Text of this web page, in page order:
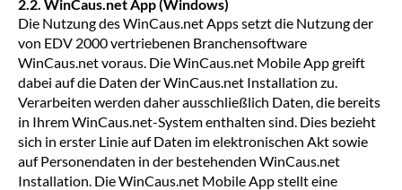
2.2. WinCaus.net App (Windows)
Die Nutzung des WinCaus.net Apps setzt die Nutzung der
von EDV 2000 vertriebenen Branchensoftware
WinCaus.net voraus. Die WinCaus.net Mobile App greift
dabei auf die Daten der WinCaus.net Installation zu.
Verarbeiten werden daher ausschließlich Daten, die bereits
in Ihrem WinCaus.net-System enthalten sind. Dies bezieht
sich in erster Linie auf Daten im elektronischen Akt sowie
auf Personendaten in der bestehenden WinCaus.net
Installation. Die WinCaus.net Mobile App stellt eine